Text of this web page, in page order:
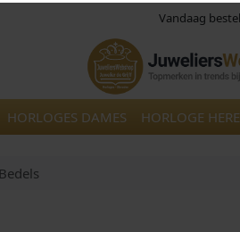
Vandaag
HORLOGES DAMES HORLOGE